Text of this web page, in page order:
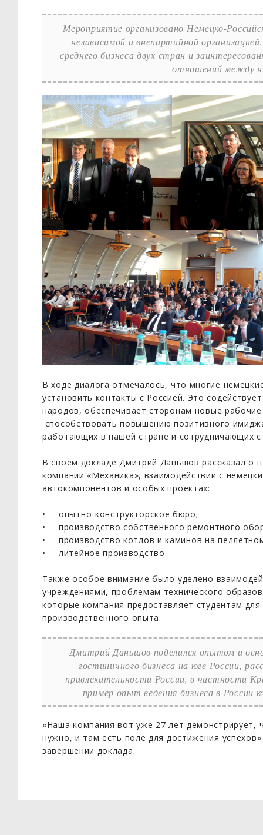
Мероприятие организовано Немецко-
независимой и внепартийной
среднего бизнеса двух стран и
отношений между
В ходе диалога отмечалось, что многие
установить контакты с Россией. Это
народов, обеспечивает сторонам новые
способствовать повышению позитивного
работающих в нашей стране и сотрудничающих с
В своем докладе Дмитрий Даньшов рассказал о
компании «Механика», взаимодействии с
автокомпонентов и особых проектах:
опытно-конструкторское бюро;
производство собственного ремонтного
производство котлов и каминов на
литейное производство.
Также особое внимание было уделено
учреждениями, проблемам технического
которые компания предоставляет студентам
производственного опыта.
Дмитрий Даньшов поделился опытом и
гостиничного бизнеса на юге России,
привлекательности России, в частности
пример опыт ведения бизнеса в России
«Наша компания вот уже 27 лет
нужно, и там есть поле для достижения
завершении доклада.